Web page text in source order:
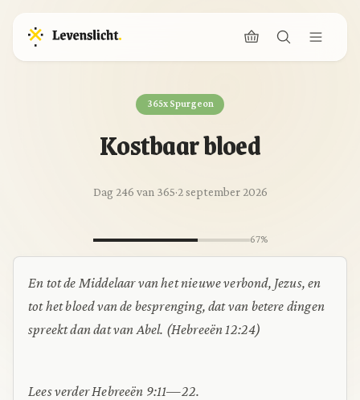
365x Spurgeon
Kostbaar bloed
Dag 246 van 365·2 september 2026
67%
En tot de Middelaar van het nieuwe verbond, Jezus, en
tot het bloed van de besprenging, dat van betere dingen
spreekt dan dat van Abel. (Hebreeën 12:24)
Lees verder Hebreeën 9:11—22.